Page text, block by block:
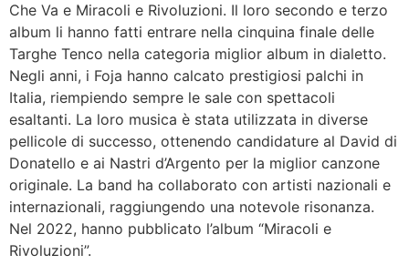
Che Va e Miracoli e Rivoluzioni. Il loro secondo e terzo
album li hanno fatti entrare nella cinquina finale delle
Targhe Tenco nella categoria miglior album in dialetto.
Negli anni, i Foja hanno calcato prestigiosi palchi in
Italia, riempiendo sempre le sale con spettacoli
esaltanti. La loro musica è stata utilizzata in diverse
pellicole di successo, ottenendo candidature al David di
Donatello e ai Nastri d’Argento per la miglior canzone
originale. La band ha collaborato con artisti nazionali e
internazionali, raggiungendo una notevole risonanza.
Nel 2022, hanno pubblicato l’album “Miracoli e
Rivoluzioni”.